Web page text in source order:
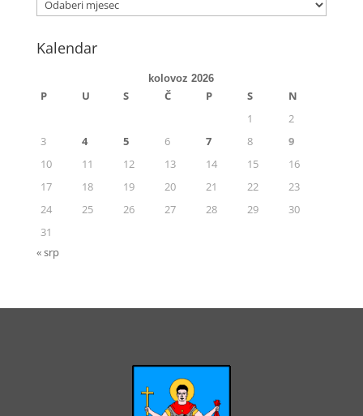
Kalendar
kolovoz 2026
P U S Č P S
N
1
2
3
4 5 6 7 8
9
10
11 12 13 14 15
16
17
18 19 20 21 22
23
24
25 26 27 28 29
30
31
« srp